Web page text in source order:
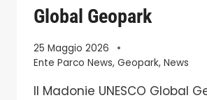
Global Geopark
25 Maggio 2026
Ente Parco News, Geopark, News
Il Madonie UNESCO Global